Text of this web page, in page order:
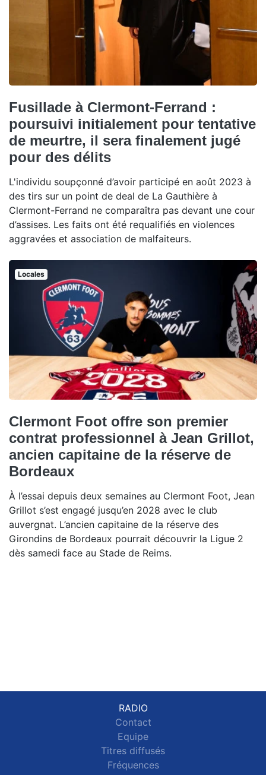
Fusillade à Clermont-Ferrand :
poursuivi initialement pour tentative
de meurtre, il sera finalement jugé
pour des délits
L'individu soupçonné d’avoir participé en août 2023 à
des tirs sur un point de deal de La Gauthière à
Clermont-Ferrand ne comparaîtra pas devant une cour
d’assises. Les faits ont été requalifiés en violences
aggravées et association de malfaiteurs.
Locales
Clermont Foot offre son premier
contrat professionnel à Jean Grillot,
ancien capitaine de la réserve de
Bordeaux
À l’essai depuis deux semaines au Clermont Foot, Jean
Grillot s’est engagé jusqu’en 2028 avec le club
auvergnat. L’ancien capitaine de la réserve des
Girondins de Bordeaux pourrait découvrir la Ligue 2
dès samedi face au Stade de Reims.
RADIO
Contact
Equipe
Titres diffusés
Fréquences